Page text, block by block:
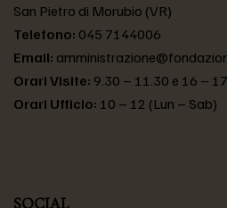
San Pietro di Morubio (VR)
Telefono: 045 7144006
Email:
Orari Visite: 9.30 – 11.30 e 16 –
Orari Ufficio: 10 – 12 (Lun – Sab)
SOCIAL